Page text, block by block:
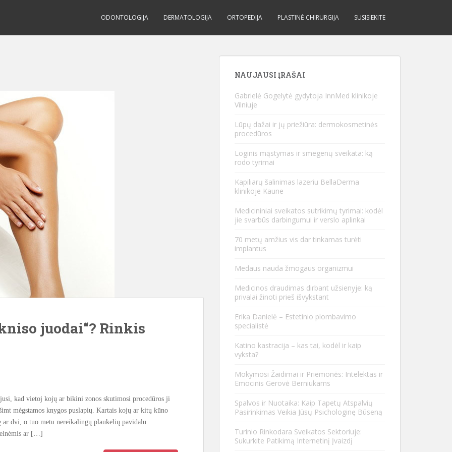
ODONTOLOGIJA DERMATOLOGIJA ORTOPEDIJA PLASTINĖ CHIRURGIJA SUSISIEKITE
juodai“? Rinkis
kad vietoj kojų ar bikini zonos skutimosi procedūros ji
mėgstamos knygos puslapių. Kartais kojų ar kitų kūno
dvi, o tuo metu nereikalingų plaukelių pavidalu
ar […]
NAUJAUSI ĮRAŠAI
Gabrielė Gogelytė gydytoja InnMed klinikoje
Vilniuje
Lūpų dažai ir jų priežiūra: dermokosmetinės
procedūros
Loginis mąstymas ir smegenų sveikata: ką
rodo tyrimai
Kapiliarų šalinimas lazeriu BellaDerma
klinikoje Kaune
Medicininiai sveikatos sutrikimų tyrimai: kodėl
jie svarbūs darbingumui ir verslo aplinkai
70 metų amžius vis dar tinkamas turėti
implantus
Medaus nauda žmogaus organizmui
Medicinos draudimas dirbant užsienyje: ką
privalai žinoti prieš išvykstant
Erika Danielė – Estetinio plombavimo
specialistė
Katino kastracija – kas tai, kodėl ir kaip
vyksta?
Mokymosi Žaidimai ir Priemonės: Intelektas ir
Emocinis Gerovė Berniukams
Spalvos ir Nuotaika: Kaip Tapetų Atspalvių
Pasirinkimas Veikia Jūsų Psichologinę Būseną
Turinio Rinkodara Sveikatos Sektoriuje:
Sukurkite Patikimą Internetinį Įvaizdį